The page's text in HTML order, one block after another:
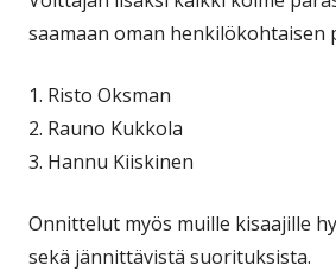
saamaan oman henkilökohtaisen
1. Risto Oksman
2. Rauno Kukkola
3. Hannu Kiiskinen
Onnittelut myös muille kisaajille
sekä jännittävistä suorituksista.